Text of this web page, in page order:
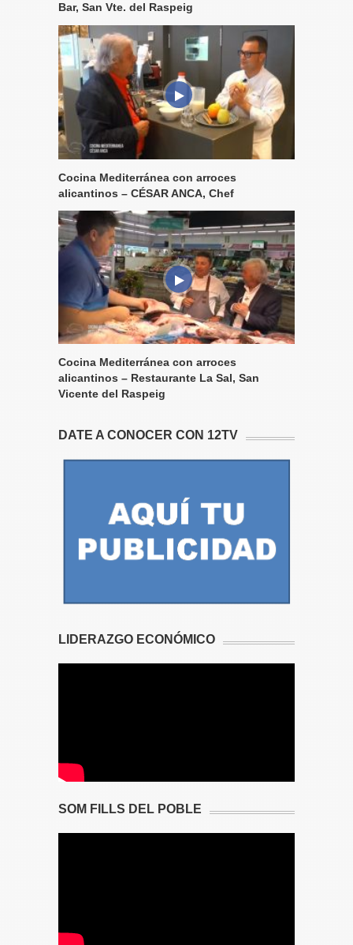
Bar, San Vte. del Raspeig
Cocina Mediterránea con arroces
alicantinos – CÉSAR ANCA, Chef
Cocina Mediterránea con arroces
alicantinos – Restaurante La Sal, San
Vicente del Raspeig
DATE A CONOCER CON 12TV
LIDERAZGO ECONÓMICO
SOM FILLS DEL POBLE